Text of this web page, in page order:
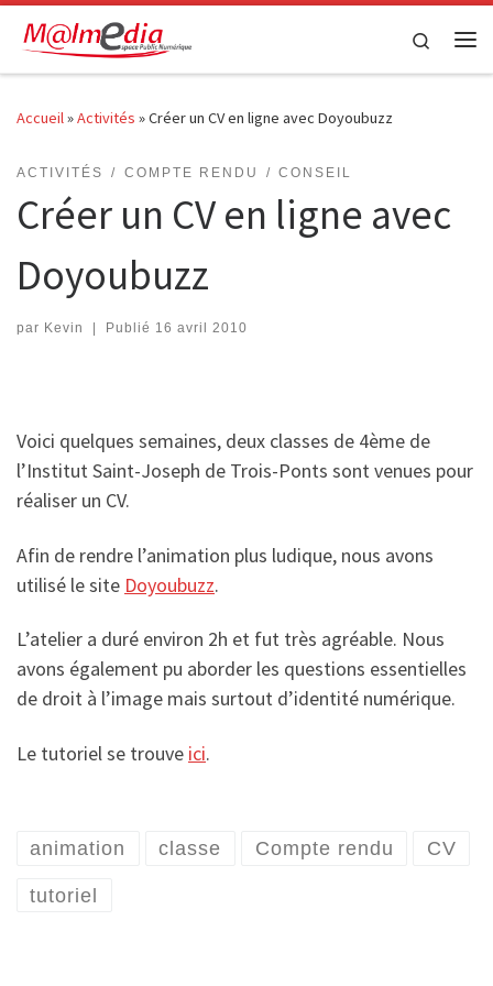
Passer au contenu
Search
Accueil»Activités »Créer un CV en ligne avec Doyoubuzz
ACTIVITÉS COMPTE RENDU CONSEIL
Créer un CV en ligne avec
Doyoubuzz
par Kevin | Publié 16 avril 2010
Voici quelques semaines, deux classes de 4ème de
l’Institut Saint-Joseph de Trois-Ponts sont venues pour
réaliser un CV.
Afin de rendre l’animation plus ludique, nous avons
utilisé le site Doyoubuzz.
L’atelier a duré environ 2h et fut très agréable. Nous
avons également pu aborder les questions essentielles
de droit à l’image mais surtout d’identité numérique.
Le tutoriel se trouve ici.
animation classe Compte rendu CV
tutoriel